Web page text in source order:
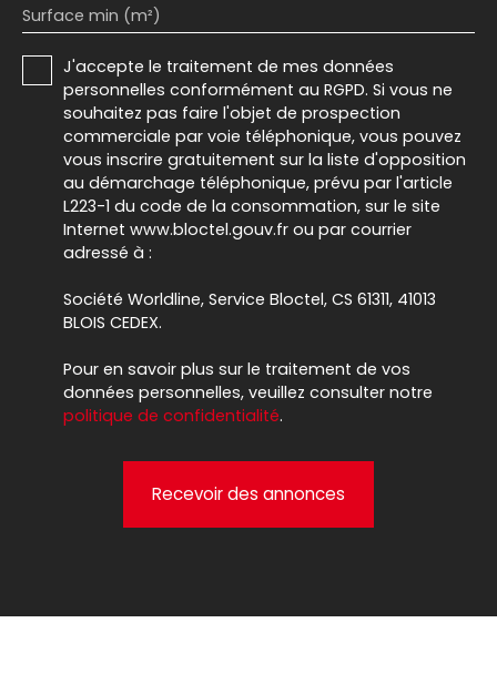
Surface min (m²)
J'accepte le traitement de mes données
personnelles conformément au RGPD. Si vous ne
souhaitez pas faire l'objet de prospection
commerciale par voie téléphonique, vous pouvez
vous inscrire gratuitement sur la liste d'opposition
au démarchage téléphonique, prévu par l'article
L223-1 du code de la consommation, sur le site
Internet www.bloctel.gouv.fr ou par courrier
adressé à :
Société Worldline, Service Bloctel, CS 61311, 41013
BLOIS CEDEX.
Pour en savoir plus sur le traitement de vos
données personnelles, veuillez consulter notre
politique de confidentialité.
Recevoir des annonces